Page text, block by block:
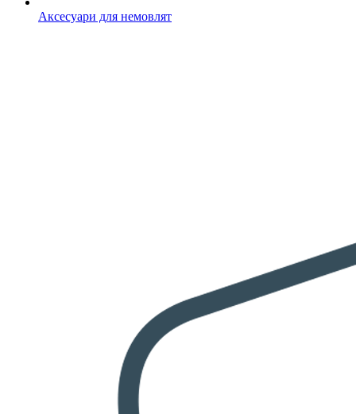
Аксесуари для немовлят